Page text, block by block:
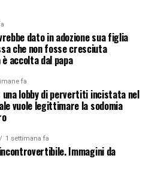
dato in adozione sua figlia
che non fosse cresciuta
accolta dal papa
fa
una lobby di pervertiti incistata nel
vuole legittimare la sodomia
1 settimana fa
Immagini da